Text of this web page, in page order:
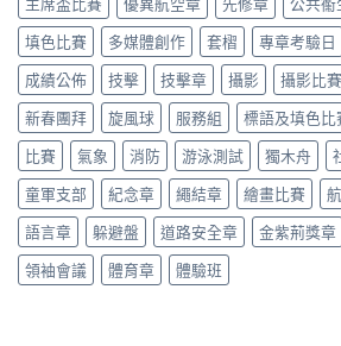
填色比賽
多媒體創作 套槢 專章考驗日
成績公佈
技擊 技擊章 攝影 攝影比賽
新春團拜
旋風球 服務組 標語及填色比
比賽
氣象 消防 游泳測試 獨木舟
童軍支部
紀念章 繩結章 繪畫比賽
語言章
躲避盤 道路安全章 金紫荊獎章
領袖會議
體育章 體驗班